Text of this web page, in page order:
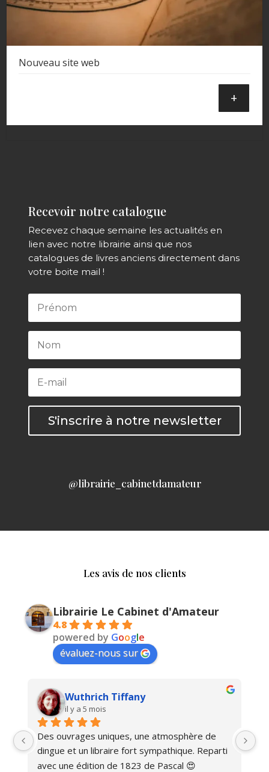
Nouveau site web
+
Recevoir notre catalogue
Recevez chaque semaine les actualités en
lien avec notre librairie ainsi que nos
catalogues de livres anciens directement dans
votre boite mail !
S'inscrire à notre newsletter
@librairie_cabinetdamateur
Les avis de nos clients
Librairie Le Cabinet d'Amateur
4.8
powered by Google
évaluez-nous sur
Wuthrich Tiffany
il y a 5 mois
Des ouvrages uniques, une atmosphère de
dingue et un libraire fort sympathique. Reparti
avec une édition de 1823 de Pascal 😍